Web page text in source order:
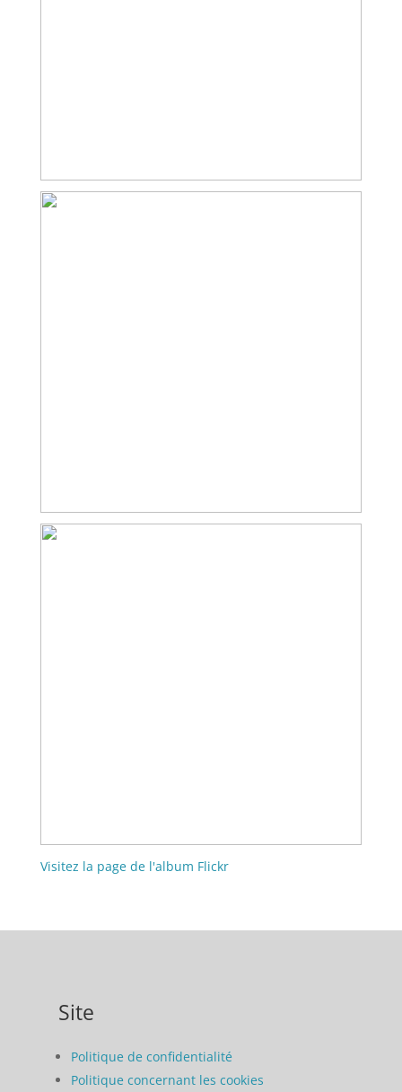
Visitez la page de l'album Flickr
Site
Politique de confidentialité
Politique concernant les cookies